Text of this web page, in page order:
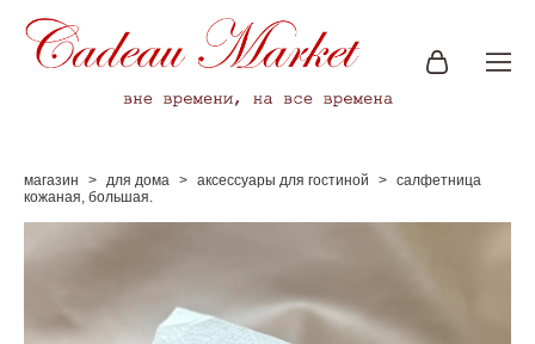
магазин > для дома > аксессуары для гостиной > салфетница
кожаная, большая.